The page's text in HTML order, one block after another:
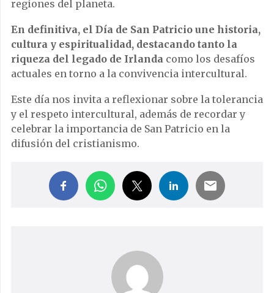
regiones del planeta.
En definitiva, el Día de San Patricio une historia,
cultura y espiritualidad, destacando tanto la
riqueza del legado de Irlanda como los desafíos
actuales en torno a la convivencia intercultural.
Este día nos invita a reflexionar sobre la tolerancia
y el respeto intercultural, además de recordar y
celebrar la importancia de San Patricio en la
difusión del cristianismo.